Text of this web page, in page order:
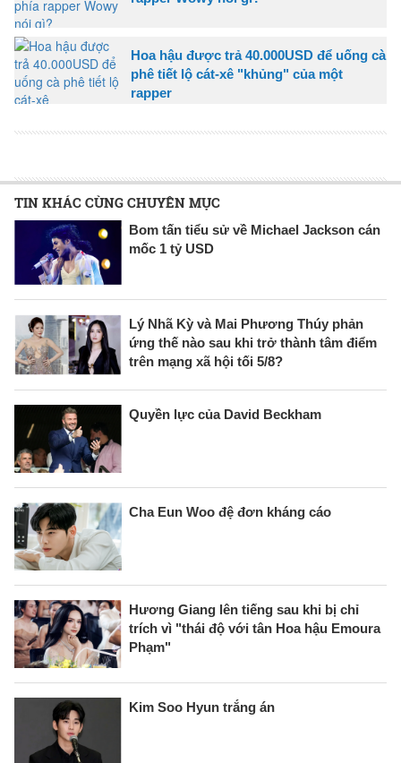
Hoa hậu được trả 40.000USD để uống cà
phê tiết lộ cát-xê "khủng" của một
rapper
TIN KHÁC CÙNG CHUYÊN MỤC
Bom tấn tiểu sử về Michael Jackson cán
mốc 1 tỷ USD
Lý Nhã Kỳ và Mai Phương Thúy phản
ứng thế nào sau khi trở thành tâm điểm
trên mạng xã hội tối 5/8?
Quyền lực của David Beckham
Cha Eun Woo đệ đơn kháng cáo
Hương Giang lên tiếng sau khi bị chỉ
trích vì "thái độ với tân Hoa hậu Emoura
Phạm"
Kim Soo Hyun trắng án